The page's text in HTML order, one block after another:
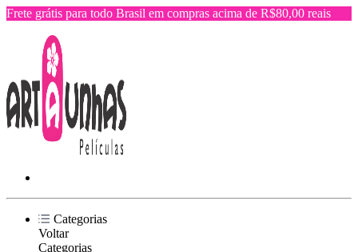
Frete grátis para todo Brasil em compras acima de R$80,00 reais
Categorias
Voltar
Categorias